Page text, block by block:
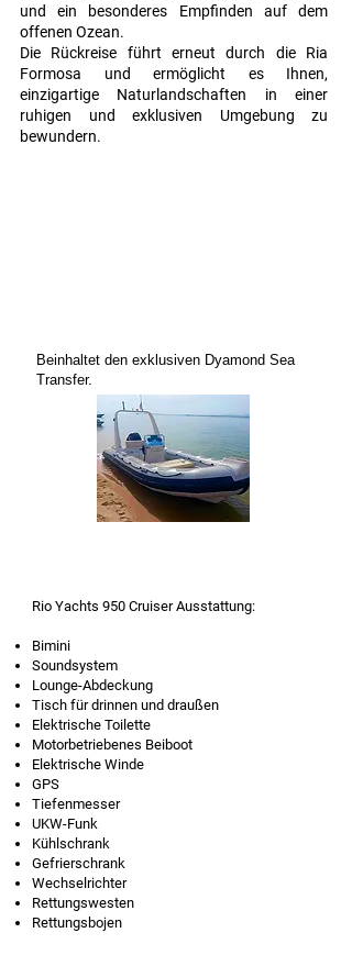
und ein besonderes Empfinden auf dem
offenen Ozean.
Die Rückreise führt erneut durch die Ria
Formosa und ermöglicht es Ihnen,
einzigartige Naturlandschaften in einer
ruhigen und exklusiven Umgebung zu
bewundern.
Beinhaltet den exklusiven Dyamond Sea
Transfer.
Rio Yachts 950 Cruiser Ausstattung:
Bimini
Soundsystem
Lounge-Abdeckung
Tisch für drinnen und draußen
Elektrische Toilette
Motorbetriebenes Beiboot
Elektrische Winde
GPS
Tiefenmesser
UKW-Funk
Kühlschrank
Gefrierschrank
Wechselrichter
Rettungswesten
Rettungsbojen